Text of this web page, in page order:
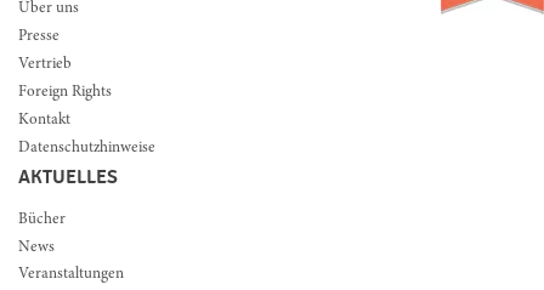
Über uns
Presse
Vertrieb
Foreign Rights
Kontakt
Datenschutzhinweise
AKTUELLES
Bücher
News
Veranstaltungen